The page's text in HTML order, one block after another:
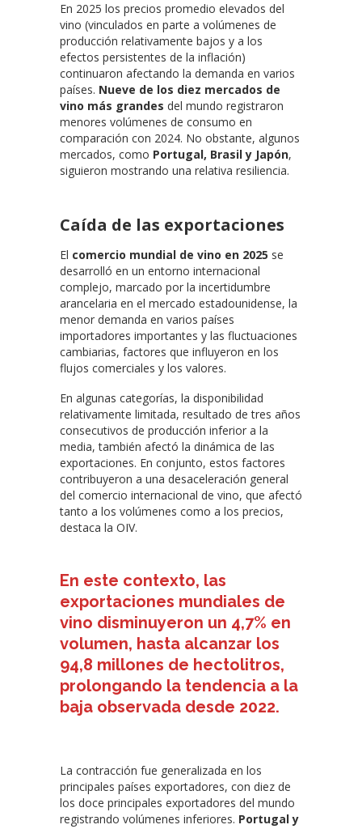
En 2025 los precios promedio elevados del
vino (vinculados en parte a volúmenes de
producción relativamente bajos y a los
efectos persistentes de la inflación)
continuaron afectando la demanda en varios
países. Nueve de los diez mercados de
vino más grandes del mundo registraron
menores volúmenes de consumo en
comparación con 2024. No obstante, algunos
mercados, como Portugal, Brasil y Japón,
siguieron mostrando una relativa resiliencia.
Caída de las exportaciones
El comercio mundial de vino en 2025 se
desarrolló en un entorno internacional
complejo, marcado por la incertidumbre
arancelaria en el mercado estadounidense, la
menor demanda en varios países
importadores importantes y las fluctuaciones
cambiarias, factores que influyeron en los
flujos comerciales y los valores.
En algunas categorías, la disponibilidad
relativamente limitada, resultado de tres años
consecutivos de producción inferior a la
media, también afectó la dinámica de las
exportaciones. En conjunto, estos factores
contribuyeron a una desaceleración general
del comercio internacional de vino, que afectó
tanto a los volúmenes como a los precios,
destaca la OIV.
En este contexto, las
exportaciones mundiales de
vino disminuyeron un 4,7% en
volumen, hasta alcanzar los
94,8 millones de hectolitros,
prolongando la tendencia a la
baja observada desde 2022.
La contracción fue generalizada en los
principales países exportadores, con diez de
los doce principales exportadores del mundo
registrando volúmenes inferiores. Portugal y